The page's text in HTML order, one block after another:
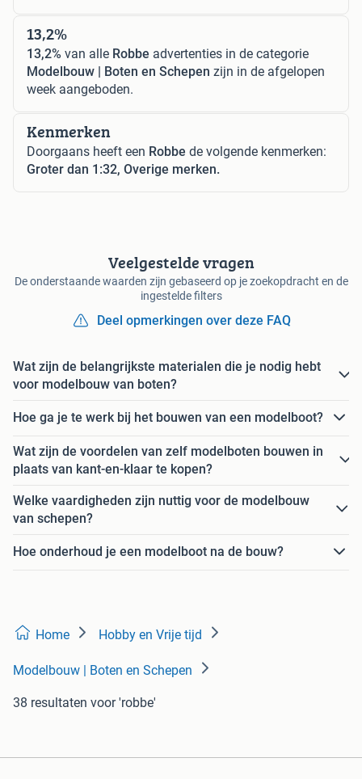
13,2%
13,2% van alle Robbe advertenties in de categorie
Modelbouw | Boten en Schepen zijn in de afgelopen
week aangeboden.
Kenmerken
Doorgaans heeft een Robbe de volgende kenmerken:
Groter dan 1:32, Overige merken.
Veelgestelde vragen
De onderstaande waarden zijn gebaseerd op je zoekopdracht en de
ingestelde filters
Deel opmerkingen over deze FAQ
Wat zijn de belangrijkste materialen die je nodig hebt
voor modelbouw van boten?
Hoe ga je te werk bij het bouwen van een modelboot?
Wat zijn de voordelen van zelf modelboten bouwen in
plaats van kant-en-klaar te kopen?
Welke vaardigheden zijn nuttig voor de modelbouw
van schepen?
Hoe onderhoud je een modelboot na de bouw?
Home Hobby en Vrije tijd
Modelbouw | Boten en Schepen
38 resultaten voor 'robbe'